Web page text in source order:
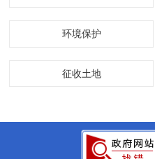
环境保护
征收土地